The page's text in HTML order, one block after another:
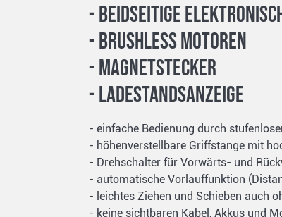
- Beidseitige
- Brushless Motoren
- Magnetstecker
- Ladestandsanzeige
- einfache Bedienung durch
- höhenverstellbare Griffstange mit
- Drehschalter für Vorwärts- und
- automatische Vorlauffunktion
- leichtes Ziehen und Schieben auch
- keine sichtbaren Kabel, Akkus und